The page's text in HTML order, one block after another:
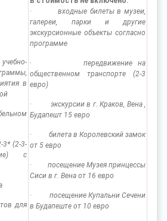
в
3* (2-3-
с
для
· входные билеты в музеи,
галереи, парки и другие
экскурсионные объекты согласно
программе
· передвижение на
общественном транспорте (2-3
евро)
· экскурсии в г. Краков, Вена ,
Будапешт 15 евро
· билета в Королевский замок
от 5 евро
·посещение Музея принцессы
Сиси в г. Вена от 16 евро
· посещение Купальни Сечени
в Будапеште от 10 евро